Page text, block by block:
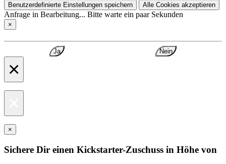
Benutzerdefinierte Einstellungen speichern
Alle Cookies akzeptieren
Anfrage in Bearbeitung... Bitte warte ein paar Sekunden
×
Ja Nein
×
×
Sichere Dir einen Kickstarter-Zuschuss in Höhe von